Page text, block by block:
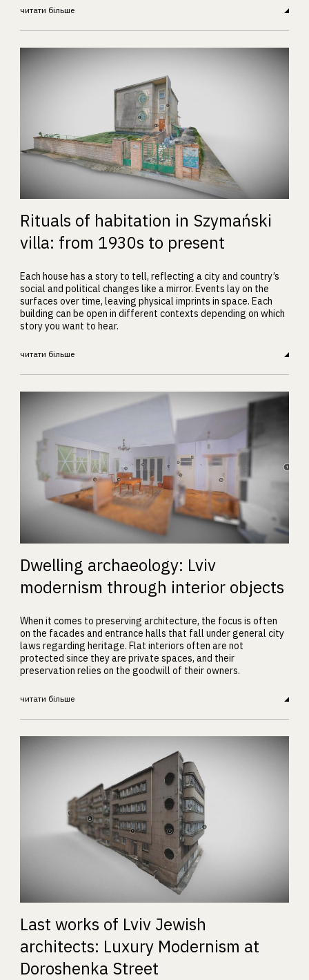
читати більше
Rituals of habitation in Szymański
villa: from 1930s to present
Each house has a story to tell, reflecting a city and country’s
social and political changes like a mirror. Events lay on the
surfaces over time, leaving physical imprints in space. Each
building can be open in different contexts depending on which
story you want to hear.
читати більше
Dwelling archaeology: Lviv
modernism through interior objects
When it comes to preserving architecture, the focus is often
on the facades and entrance halls that fall under general city
laws regarding heritage. Flat interiors often are not
protected since they are private spaces, and their
preservation relies on the goodwill of their owners.
читати більше
Last works of Lviv Jewish
architects: Luxury Modernism at
Doroshenka Street